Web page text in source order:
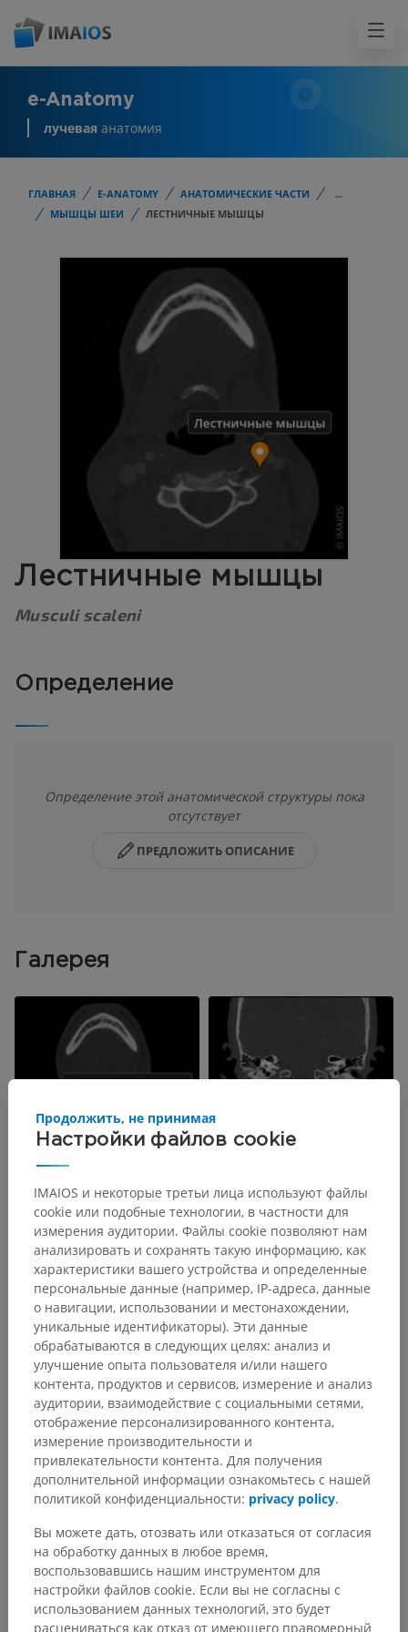
e-Anatomy
лучевая анатомия
ГЛАВНАЯ E-ANATOMY АНАТОМИЧЕСКИЕ ЧАСТИ
...
МЫШЦЫ ШЕИ
ЛЕСТНИЧНЫЕ МЫШЦЫ
Лестничные мышцы
Musculi scaleni
Определение
Определение этой анатомической структуры пока
отсутствует
ПРЕДЛОЖИТЬ ОПИСАНИЕ
Галерея
Анатомическая иерархия
Анатомия человека 1
Системная анатомия>
Мышцы; мышечная система > Мышцы шеи
Лестничные мышцы
Основные структуры:Нет анатомических терминов,
относящихся к этой части тела
Заметили ошибку?
Настройки файлов cookie
Продолжить, не принимая
IMAIOS и некоторые третьи лица используют файлы
cookie или подобные технологии, в частности для
измерения аудитории. Файлы cookie позволяют нам
анализировать и сохранять такую информацию, как
характеристики вашего устройства и определенные
персональные данные (например, IP-адреса, данные
о навигации, использовании и местонахождении,
уникальные идентификаторы). Эти данные
обрабатываются в следующих целях: анализ и
улучшение опыта пользователя и/или нашего
контента, продуктов и сервисов, измерение и анализ
аудитории, взаимодействие с социальными сетями,
отображение персонализированного контента,
измерение производительности и
привлекательности контента. Для получения
дополнительной информации ознакомьтесь с нашей
политикой конфиденциальности: privacy policy.
Вы можете дать, отозвать или отказаться от согласия
на обработку данных в любое время,
воспользовавшись нашим инструментом для
настройки файлов cookie. Если вы не согласны с
использованием данных технологий, это будет
расцениваться как отказ от имеющего правомерный